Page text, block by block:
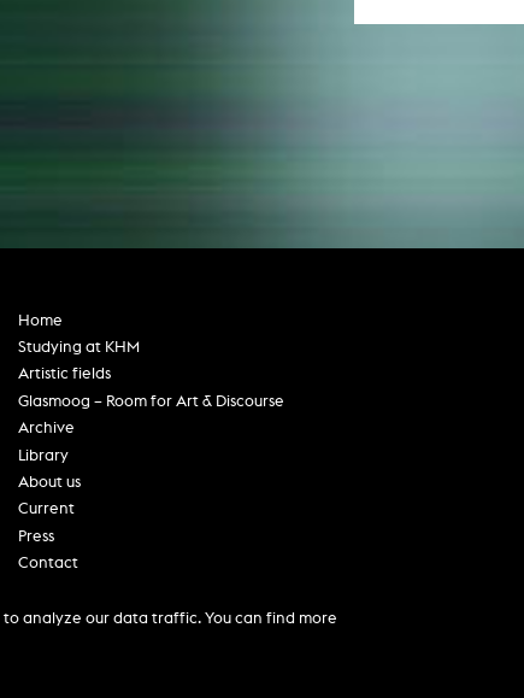
Home
Studying at KHM
Artistic fields
Glasmoog – Room for Art & Discourse
Archive
Library
About us
Current
Press
Contact
Privacy policy
analyze our data traffic. You can find more